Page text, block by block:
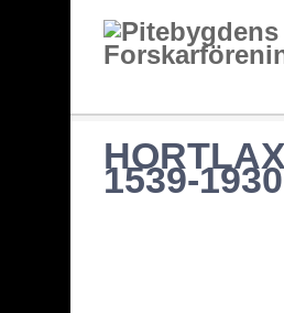
HORTLAX
1539-1930